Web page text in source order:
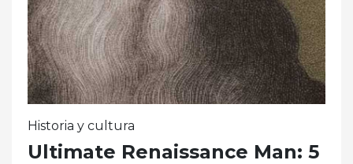
Historia y cultura
Ultimate Renaissance Man: 5